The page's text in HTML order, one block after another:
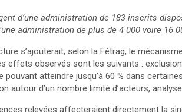
d’une administration de 183 inscrits
administration de plus de 4 000 voire 16
s’ajouterait, selon la Fétrag, le
effets observés sont les suivants :
pouvant atteindre jusqu’à 60 % dans
autour d’un nombre limité d’acteurs,
relevées affecteraient directement la